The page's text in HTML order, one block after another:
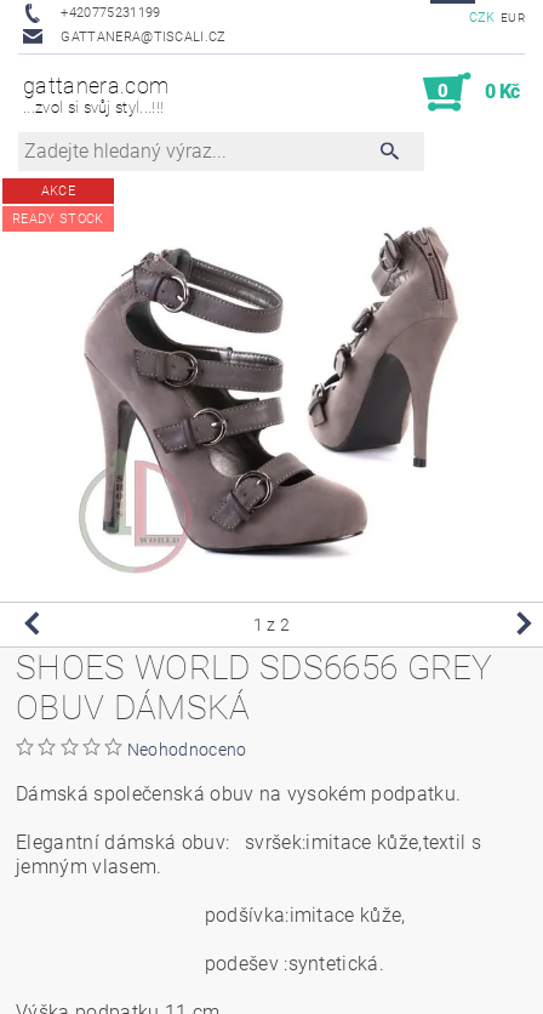
+420775231199
GATTANERA@TISCALI.CZ
CZK EUR
gattanera.com
...zvol si svůj styl...!!!
0 0 Kč
AKCE
READY STOCK
1 z 2
SHOES WORLD SDS6656 GREY
OBUV DÁMSKÁ
Neohodnoceno
Dámská společenská obuv na vysokém podpatku.
Elegantní dámská obuv: svršek:imitace kůže,textil s
jemným vlasem.
podšívka:imitace kůže,
podešev :syntetická.